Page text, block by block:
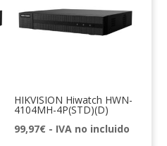
HIKVISION Hiwatch HWN-
4104MH-4P(STD)(D)
99,97€ - IVA no incluido